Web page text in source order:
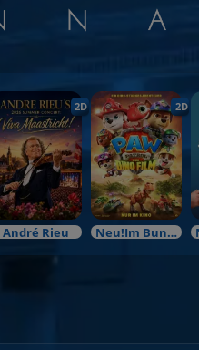
2D
André Rieu
2D
Neu!Im Bundesstart